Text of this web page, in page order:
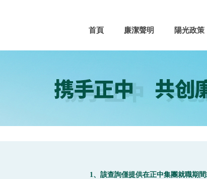
首頁 廉潔聲明 陽光政策
1、該查詢僅提供在正中集團就職期